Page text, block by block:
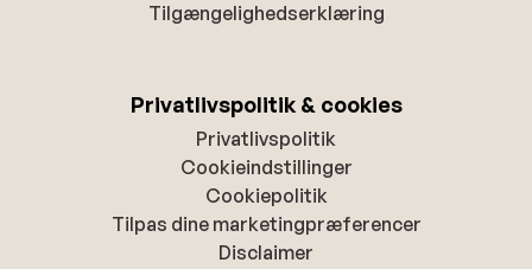
Tilgængelighedserklæring
Privatlivspolitik & cookies
Privatlivspolitik
Cookieindstillinger
Cookiepolitik
Tilpas dine marketingpræferencer
Disclaimer